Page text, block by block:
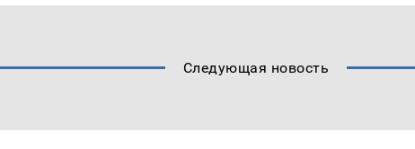
Следующая новость